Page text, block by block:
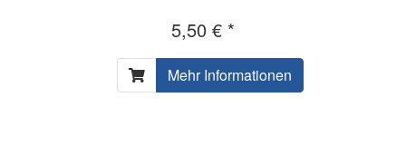
5,50 € *
Mehr Informationen